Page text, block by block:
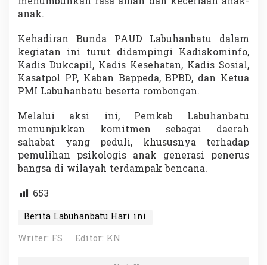
anak.
Kehadiran Bunda PAUD Labuhanbatu dalam
kegiatan ini turut didampingi Kadiskominfo,
Kadis Dukcapil, Kadis Kesehatan, Kadis Sosial,
Kasatpol PP, Kaban Bappeda, BPBD, dan Ketua
PMI Labuhanbatu beserta rombongan.
Melalui aksi ini, Pemkab Labuhanbatu
menunjukkan komitmen sebagai daerah
sahabat yang peduli, khususnya terhadap
pemulihan psikologis anak generasi penerus
bangsa di wilayah terdampak bencana.
653
Berita Labuhanbatu Hari ini
Writer: FS
Editor: KN